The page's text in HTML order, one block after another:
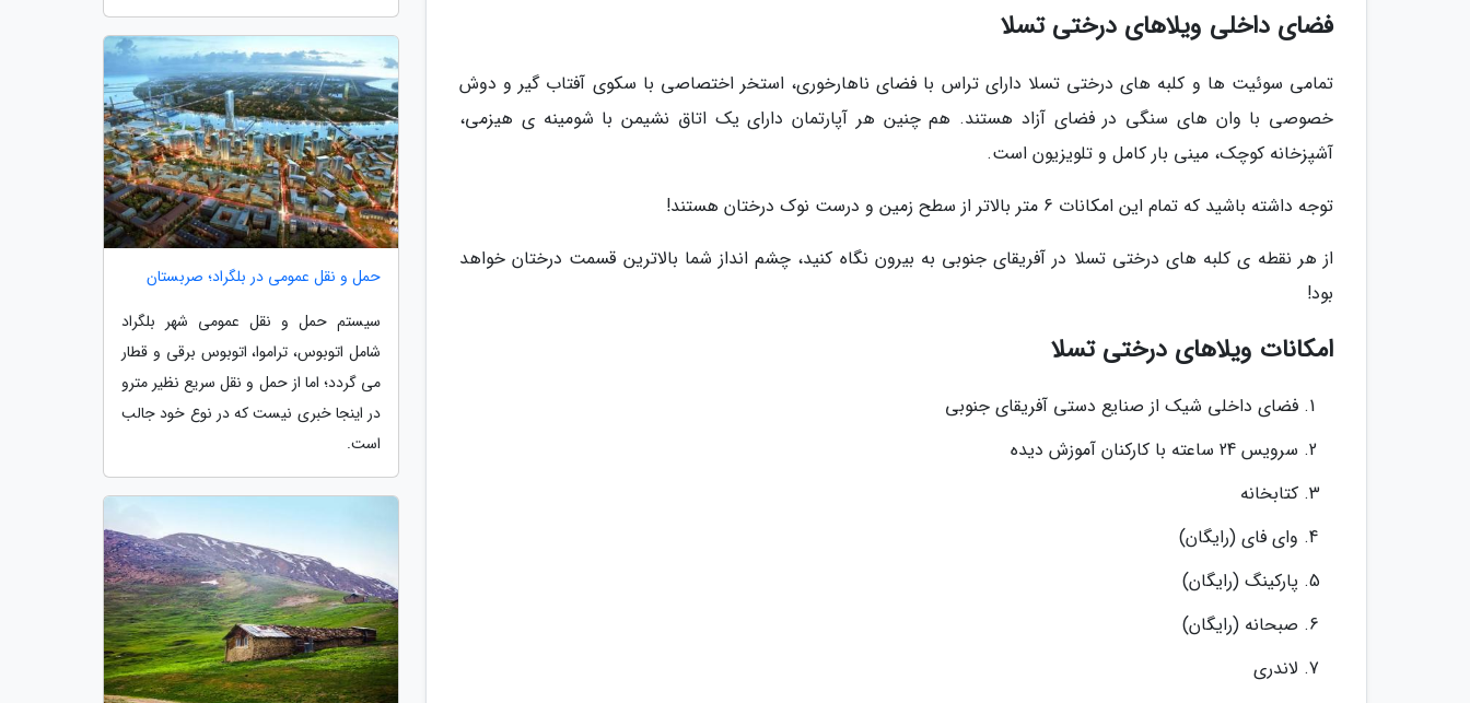
فضای داخلی ویلاهای درختی تسلا
تمامی سوئیت ها و کلبه های درختی تسلا دارای تراس با فضای ناهارخوری، استخر اختصاصی با سکوی آفتاب گیر و دوش
خصوصی با وان های سنگی در فضای آزاد هستند. هم چنین هر آپارتمان دارای یک اتاق نشیمن با شومینه ی هیزمی،
آشپزخانه کوچک، مینی بار کامل و تلویزیون است.
توجه داشته باشید که تمام این امکانات 6 متر بالاتر از سطح زمین و درست نوک درختان هستند!
از هر نقطه ی کلبه های درختی تسلا در آفریقای جنوبی به بیرون نگاه کنید، چشم انداز شما بالاترین قسمت درختان خواهد
بود!
امکانات ویلاهای درختی تسلا
فضای داخلی شیک از صنایع دستی آفریقای جنوبی
سرویس 24 ساعته با کارکنان آموزش دیده
کتابخانه
وای فای (رایگان)
پارکینگ (رایگان)
صبحانه (رایگان)
لاندری
حمل و نقل عمومی در بلگراد؛ صربستان
سیستم حمل و نقل عمومی شهر بلگراد
شامل اتوبوس، تراموا، اتوبوس برقی و قطار
می گردد؛ اما از حمل و نقل سریع نظیر مترو
در اینجا خبری نیست که در نوع خود جالب
است.